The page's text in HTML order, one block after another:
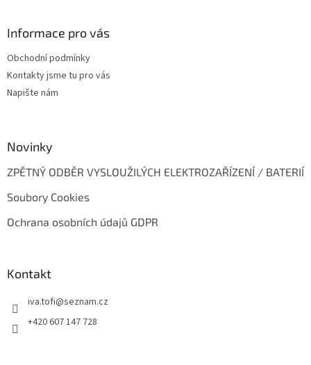
Informace pro vás
Obchodní podmínky
Kontakty jsme tu pro vás
Napište nám
Novinky
ZPĚTNÝ ODBĚR VYSLOUŽILÝCH ELEKTROZAŘÍZENÍ / BATERIÍ
Soubory Cookies
Ochrana osobních údajů GDPR
Kontakt
iva.tofi@seznam.cz
+420 607 147 728